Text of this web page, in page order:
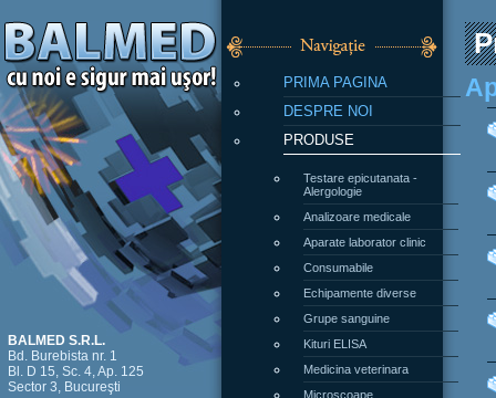
PRIMA PAGINA
DESPRE NOI
PRODUSE
Testare epicutanata -
Alergologie
Analizoare medicale
Aparate laborator clinic
Consumabile
Echipamente diverse
Grupe sanguine
Kituri ELISA
Medicina veterinara
Microscoape
BALMED S.R.L.
Bd. Burebista nr. 1
Bl. D 15, Sc. 4, Ap. 125
Sector 3, Bucureşti